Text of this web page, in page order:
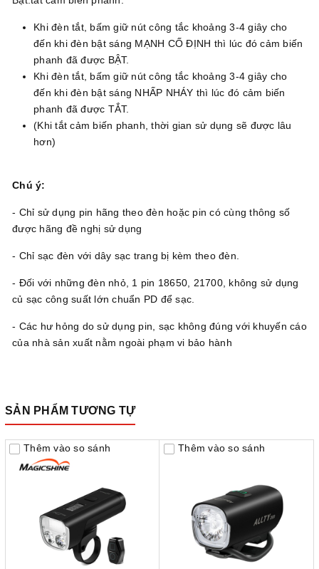
Khi đèn tắt, bấm giữ nút công tắc khoảng 3-4 giây cho
đến khi đèn bật sáng MẠNH CỐ ĐỊNH thì lúc đó cảm biến
phanh đã được BẬT.
Khi đèn tắt, bấm giữ nút công tắc khoảng 3-4 giây cho
đến khi đèn bật sáng NHẤP NHÁY thì lúc đó cảm biến
phanh đã được TẮT.
(Khi tắt cảm biến phanh, thời gian sử dụng sẽ được lâu
hơn)
Chú ý:
- Chỉ sử dụng pin hãng theo đèn hoặc pin có cùng thông số
được hãng đề nghị sử dụng
- Chỉ sạc đèn với dây sạc trang bị kèm theo đèn.
- Đối với những đèn nhỏ, 1 pin 18650, 21700, không sử dụng
củ sạc công suất lớn chuẩn PD để sạc.
- Các hư hỏng do sử dụng pin, sạc không đúng với khuyến cáo
của nhà sản xuất nằm ngoài phạm vi bảo hành
SẢN PHẨM TƯƠNG TỰ
Thêm vào so sánh Thêm vào so sánh